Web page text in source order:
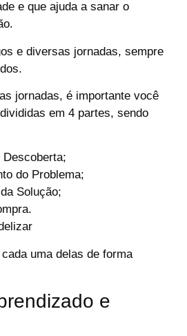
e que ajuda a sanar o
e diversas jornadas, sempre
jornadas, é importante você
em 4 partes, sendo
Descoberta;
do Problema;
Solução;
uma delas de forma
e